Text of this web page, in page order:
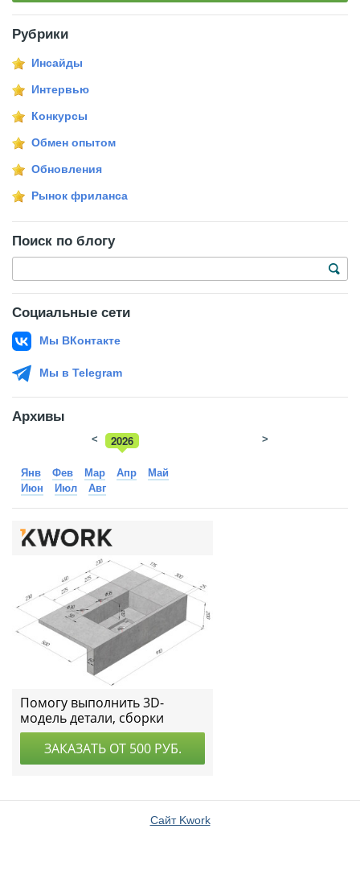
Рубрики
Инсайды
Интервью
Конкурсы
Обмен опытом
Обновления
Рынок фриланса
Поиск по блогу
Социальные сети
Мы ВКонтакте
Мы в Telegram
Архивы
2026
2025
< >
Янв Фев Мар Апр
Май
Июн
Июл Авг
Сайт Kwork